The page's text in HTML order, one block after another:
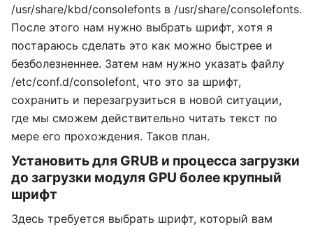
/usr/share/kbd/consolefonts в /usr/share/consolefonts.
После этого нам нужно выбрать шрифт, хотя я
постараюсь сделать это как можно быстрее и
безболезненнее. Затем нам нужно указать файлу
/etc/conf.d/consolefont, что это за шрифт,
сохранить и перезагрузиться в новой ситуации,
где мы сможем действительно читать текст по
мере его прохождения. Таков план.
Установить для GRUB и процесса загрузки
до загрузки модуля GPU более крупный
шрифт
Здесь требуется выбрать шрифт, который вам